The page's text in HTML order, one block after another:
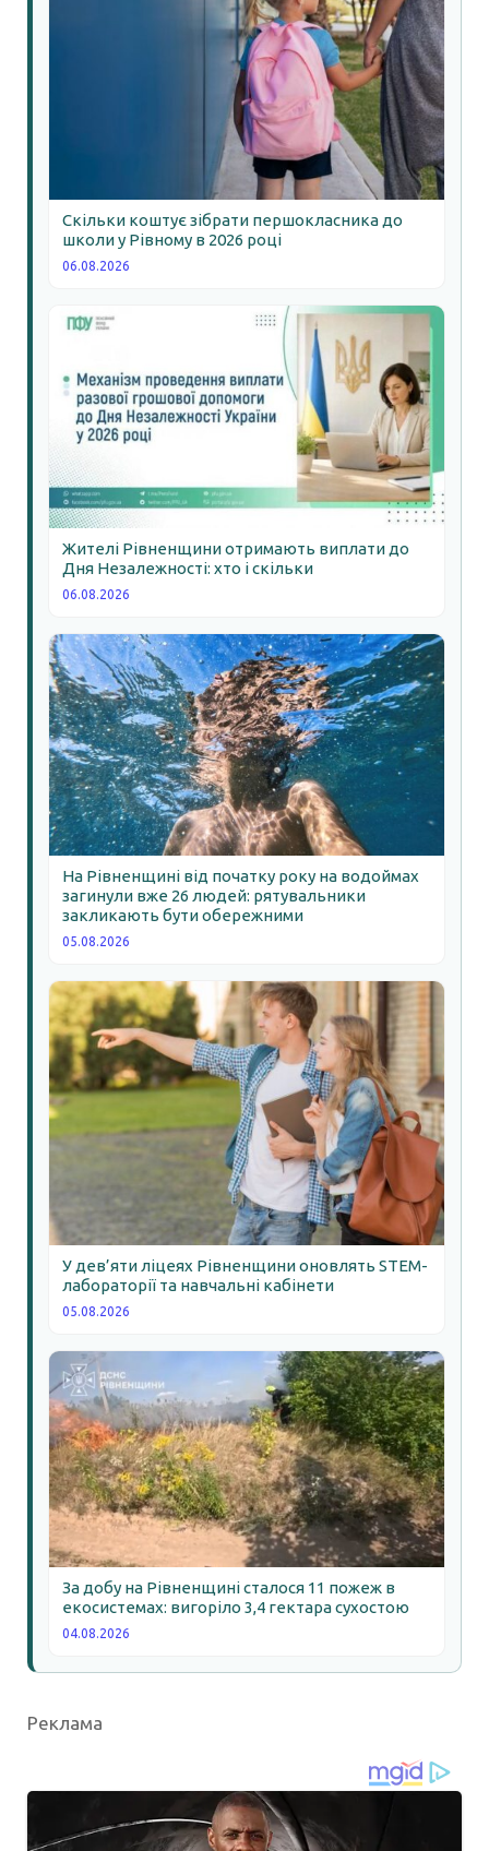
Скільки коштує зібрати першокласника до
школи у Рівному в 2026 році
06.08.2026
Жителі Рівненщини отримають виплати до
Дня Незалежності: хто і скільки
06.08.2026
На Рівненщині від початку року на водоймах
загинули вже 26 людей: рятувальники
закликають бути обережними
05.08.2026
У дев’яти ліцеях Рівненщини оновлять STEM-
лабораторії та навчальні кабінети
05.08.2026
За добу на Рівненщині сталося 11 пожеж в
екосистемах: вигоріло 3,4 гектара сухостою
04.08.2026
Реклама